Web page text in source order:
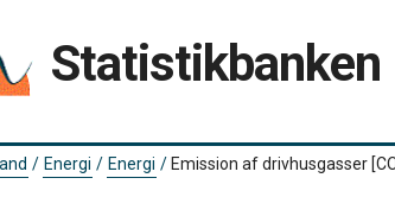
Statistikbanken
/ Energi / Energi / Emission af drivhusgasser